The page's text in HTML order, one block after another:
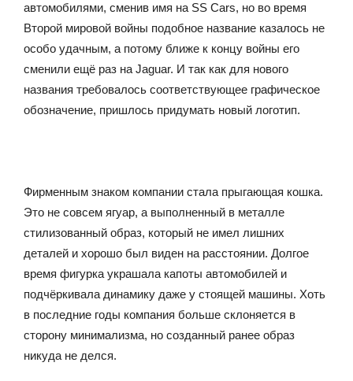
автомобилями, сменив имя на SS Cars, но во время
Второй мировой войны подобное название казалось не
особо удачным, а потому ближе к концу войны его
сменили ещё раз на Jaguar. И так как для нового
названия требовалось соответствующее графическое
обозначение, пришлось придумать новый логотип.
Фирменным знаком компании стала прыгающая кошка.
Это не совсем ягуар, а выполненный в металле
стилизованный образ, который не имел лишних
деталей и хорошо был виден на расстоянии. Долгое
время фигурка украшала капоты автомобилей и
подчёркивала динамику даже у стоящей машины. Хоть
в последние годы компания больше склоняется в
сторону минимализма, но созданный ранее образ
никуда не делся.